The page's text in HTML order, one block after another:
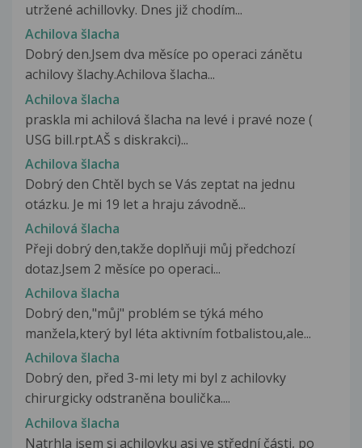
utržené achillovky. Dnes již chodím...
Achilova šlacha
Dobrý den.Jsem dva měsíce po operaci zánětu
achilovy šlachy.Achilova šlacha...
Achilova šlacha
praskla mi achilová šlacha na levé i pravé noze (
USG bill.rpt.AŠ s diskrakci)...
Achilova šlacha
Dobrý den Chtěl bych se Vás zeptat na jednu
otázku. Je mi 19 let a hraju závodně...
Achilová šlacha
Přeji dobrý den,takže doplňuji můj předchozí
dotaz.Jsem 2 měsíce po operaci...
Achilova šlacha
Dobrý den,"můj" problém se týká mého
manžela,který byl léta aktivním fotbalistou,ale...
Achilova šlacha
Dobrý den, před 3-mi lety mi byl z achilovky
chirurgicky odstraněna boulička....
Achilova šlacha
Natrhla jsem si achilovku asi ve střední části, po